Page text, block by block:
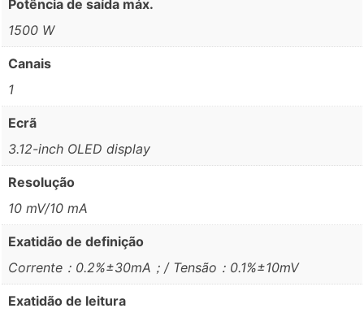
Potência de saída máx.
1500 W
Canais
1
Ecrã
3.12-inch OLED display
Resolução
10 mV/10 mA
Exatidão de definição
Corrente：0.2%±30mA；/ Tensão：0.1%±10mV
Exatidão de leitura